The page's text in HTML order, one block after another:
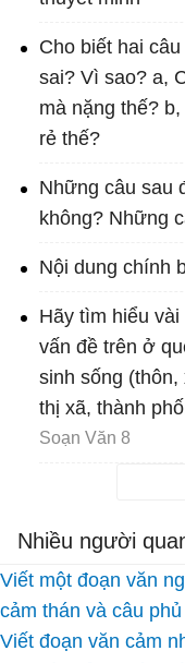
Cho biết hai
sai? Vì sao? a,
mà nặng thế?
rẻ thế?
Những câu sau
không? Những
Nội dung chính
Hãy tìm hiểu
vấn đề trên ở
sinh sống
thị xã, thành
Soạn Văn 8
Nhiều người
Viết một đoạn văn
cảm thán và câu
Viết đoạn văn cảm